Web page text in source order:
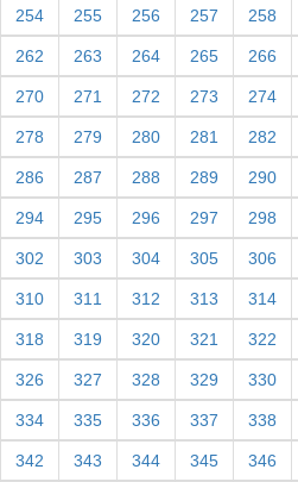
254 255 256 257 258
262 263 264 265 266
270 271 272 273 274
278 279 280 281 282
286 287 288 289 290
294 295 296 297 298
302 303 304 305 306
310 311 312 313 314
318 319 320 321 322
326 327 328 329 330
334 335 336 337 338
342 343 344 345 346